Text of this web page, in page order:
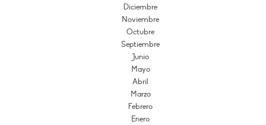
Diciembre
Noviembre
Octubre
Septiembre
Junio
Mayo
Abril
Marzo
Febrero
Enero